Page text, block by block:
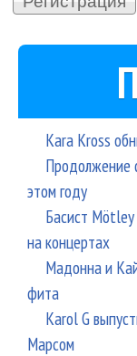
Kara Kross
Продолжение
этом году
Басист Mötley
на концертах
Мадонна и
фита
Karol G
Марсом